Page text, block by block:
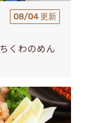
08/04 更新
くわのめん